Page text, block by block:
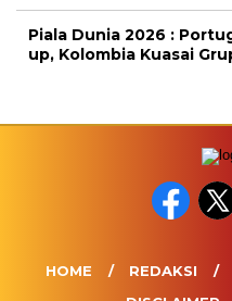
Piala Dunia 2026 :
up, Kolombia Kuasai
HOME REDAKSI